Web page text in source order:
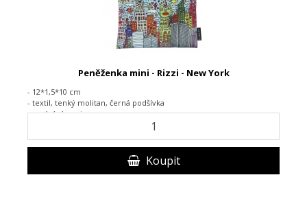
Peněženka mini - Rizzi - New York
- 12*1,5*10 cm
- textil, tenký molitan, černá podšívka
-zapínání na zip
Koupit